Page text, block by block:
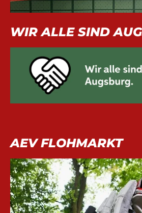
WIR ALLE SIND
AEV FLOHMARKT